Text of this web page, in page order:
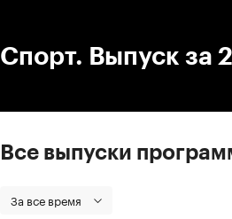
Спорт. Выпуск за
Все выпуски
За все время